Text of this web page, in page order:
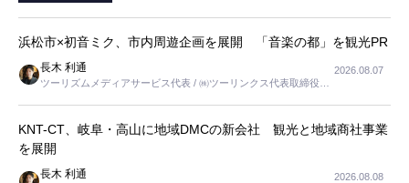
浜松市×初音ミク、市内周遊企画を展開 「音楽の都」を観光PR
長木 利通
ツーリズムメディアサービス代表 / ㈱ツーリンクス代表取締役社
2026.08.07
KNT-CT、岐阜・高山に地域DMCの新会社 観光と地域商社事業
を展開
長木 利通 2026.08.08